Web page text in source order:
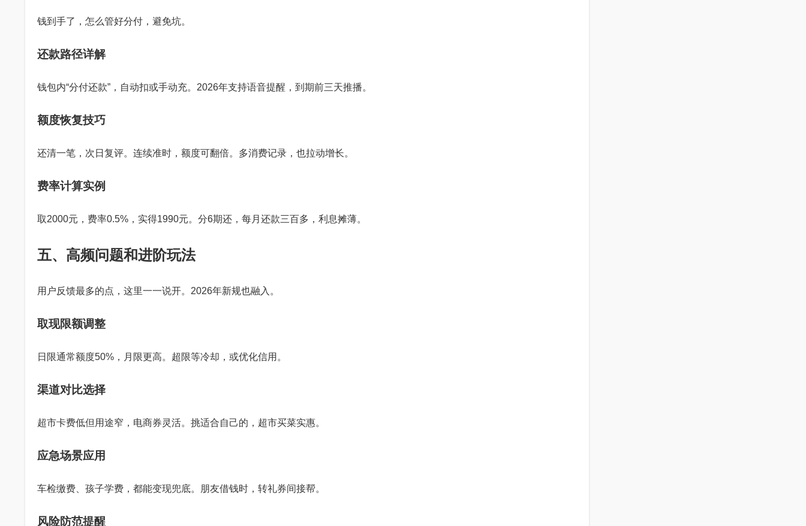
钱到手了，怎么管好分付，避免坑。
还款路径详解
钱包内“分付还款”，自动扣或手动充。2026年支持语音提醒，到期前三天推播。
额度恢复技巧
还清一笔，次日复评。连续准时，额度可翻倍。多消费记录，也拉动增长。
费率计算实例
取2000元，费率0.5%，实得1990元。分6期还，每月还款三百多，利息摊薄。
五、高频问题和进阶玩法
用户反馈最多的点，这里一一说开。2026年新规也融入。
取现限额调整
日限通常额度50%，月限更高。超限等冷却，或优化信用。
渠道对比选择
超市卡费低但用途窄，电商券灵活。挑适合自己的，超市买菜实惠。
应急场景应用
车检缴费、孩子学费，都能变现兜底。朋友借钱时，转礼券间接帮。
风险防范提醒